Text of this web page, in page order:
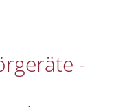
-